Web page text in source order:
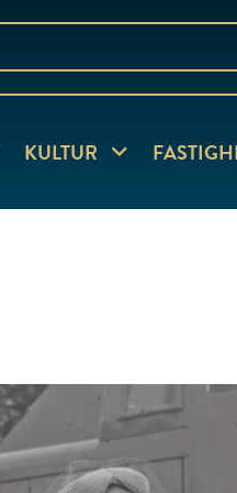
undersida
KULTUR Visa undersida